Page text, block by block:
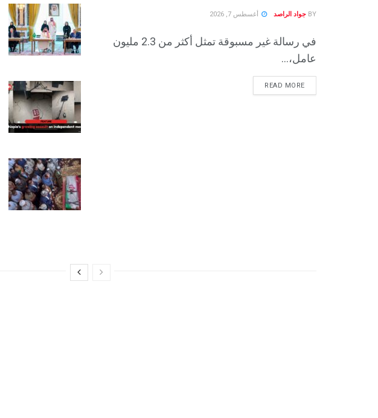
BY جواد الراصد أغسطس 7, 2026
في رسالة غير مسبوقة تمثل أكثر من 2.3 مليون
عامل،...
READ MORE